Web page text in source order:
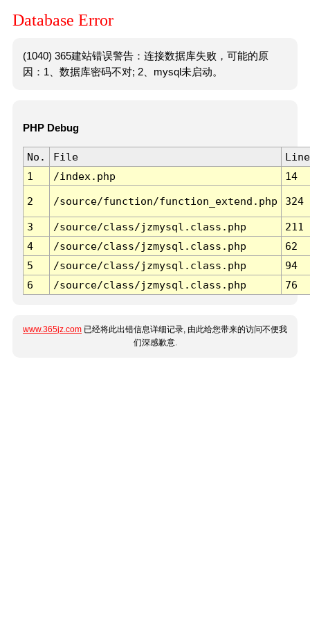
Database Error
(1040) 365建站错误警告：连接数据库失败，可能的原
因：1、数据库密码不对; 2、mysql未启动。
PHP Debug
No. File
Line
1
/index.php 14
2 /source/function/function_extend.php 324
3 /source/class/jzmysql.class.php
211
4
/source/class/jzmysql.class.php
62
5
/source/class/jzmysql.class.php
94
6
/source/class/jzmysql.class.php 76
www.365jz.com 已经将此出错信息详细记录, 由此给您带来的访问不便我
们深感歉意.